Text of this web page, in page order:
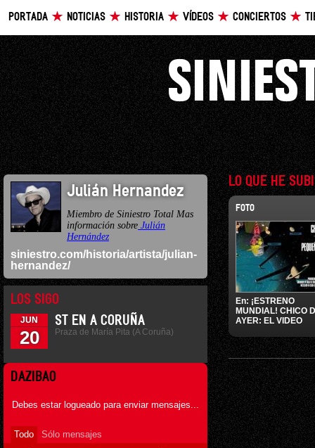
PORTADA NOTICIAS HISTORIA VÍDEOS CONCIERTOS
Julián Hernandez
Miembro de Siniestro Total Mas
información sobre Julián
Hernández
siniestro.com/historia/artista/julian-
hernandez/
LOS SIGO
JUN
20
ST EN A CORUÑA
Praza de María Pita (A Coruña)
DAZIBAO
Debes estar logueado para enviar mensajes...
Todo
Sólo mensajes
LO QUE HE
FOTO
En: ¡ESTRENO
MUNDIAL! CHICO
AYER: EL VIDEO